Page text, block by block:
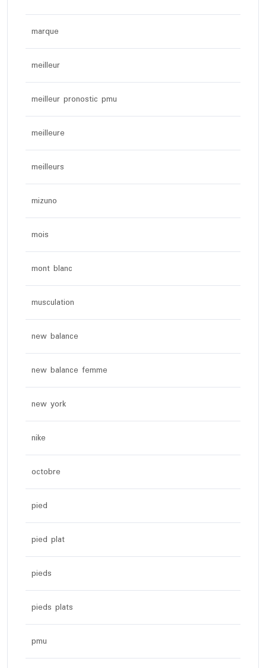
marque
meilleur
meilleur pronostic pmu
meilleure
meilleurs
mizuno
mois
mont blanc
musculation
new balance
new balance femme
new york
nike
octobre
pied
pied plat
pieds
pieds plats
pmu